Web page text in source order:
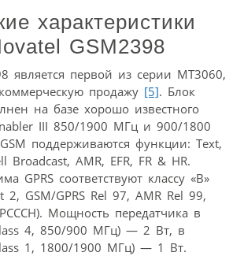
характеристики
GSM2398
является первой из серии МТ3060,
продажу [5]. Блок
на базе хорошо известного
III 850/1900 МГц и 900/1800
поддерживаются функции: Text,
Broadcast, AMR, EFR, FR & HR.
GPRS соответствуют классу «В»
2, GSM/GPRS Rel 97, AMR Rel 99,
PCCCH). Мощность передатчика в
4, 850/900 МГц) — 2 Вт, в
1, 1800/1900 MГц) — 1 Вт.